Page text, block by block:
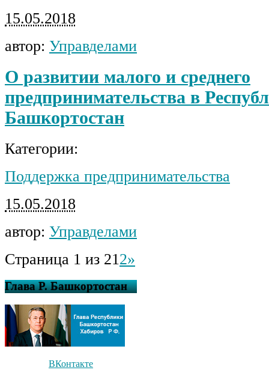
15.05.2018
автор: Управделами
О развитии малого и среднего
предпринимательства в
Башкортостан
Категории:
Поддержка предпринимательства
15.05.2018
автор: Управделами
Страница 1 из 212»
Глава Р. Башкортостан
ВКонтакте